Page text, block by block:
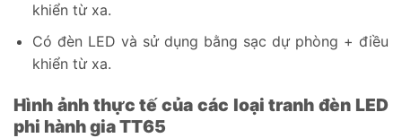
khiển từ xa.
Có đèn LED và sử dụng bằng sạc dự phòng + điều
khiển từ xa.
Hình ảnh thực tế của các loại tranh đèn LED
phi hành gia TT65